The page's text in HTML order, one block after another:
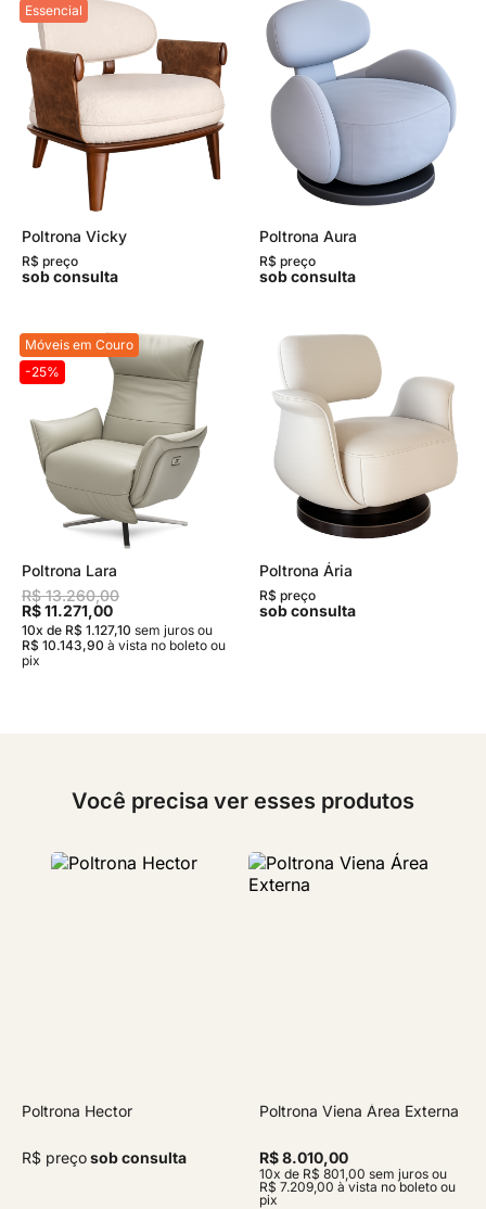
Essencial
Poltrona Vicky
R$ preço
sob consulta
Poltrona Aura
R$ preço
sob consulta
Móveis em Couro
-25%
Poltrona Lara
R$ 13.260,00
R$ 11.271,00
10x de R$ 1.127,10 sem juros ou
R$ 10.143,90 à vista no boleto ou
pix
Poltrona Ária
R$ preço
sob consulta
Você precisa ver esses produtos
Poltrona Hector
R$ preçosob consulta
Poltrona Viena Área Externa
R$ 8.010,00
10x de R$ 801,00 sem juros ou
R$ 7.209,00 à vista no boleto ou
pix